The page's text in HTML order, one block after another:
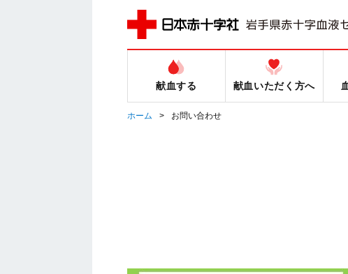
献血する 献血いただく方へ
ホーム お問い合わせ